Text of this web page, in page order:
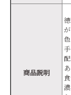
商品説明